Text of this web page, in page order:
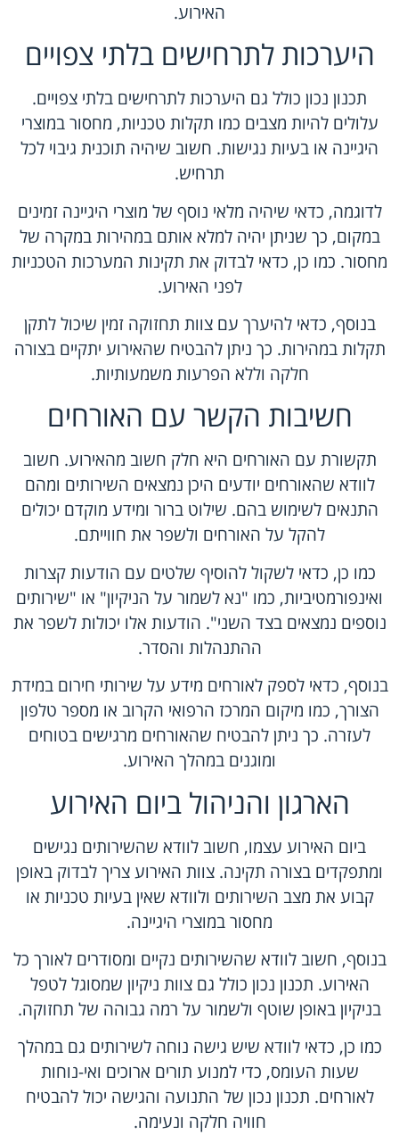
האירוע.
היערכות לתרחישים בלתי צפויים
תכנון נכון כולל גם היערכות לתרחישים בלתי צפויים.
עלולים להיות מצבים כמו תקלות טכניות, מחסור במוצרי
היגיינה או בעיות נגישות. חשוב שיהיה תוכנית גיבוי לכל
תרחיש.
לדוגמה, כדאי שיהיה מלאי נוסף של מוצרי היגיינה זמינים
במקום, כך שניתן יהיה למלא אותם במהירות במקרה של
מחסור. כמו כן, כדאי לבדוק את תקינות המערכות הטכניות
לפני האירוע.
בנוסף, כדאי להיערך עם צוות תחזוקה זמין שיכול לתקן
תקלות במהירות. כך ניתן להבטיח שהאירוע יתקיים בצורה
חלקה וללא הפרעות משמעותיות.
חשיבות הקשר עם האורחים
תקשורת עם האורחים היא חלק חשוב מהאירוע. חשוב
לוודא שהאורחים יודעים היכן נמצאים השירותים ומהם
התנאים לשימוש בהם. שילוט ברור ומידע מוקדם יכולים
להקל על האורחים ולשפר את חווייתם.
כמו כן, כדאי לשקול להוסיף שלטים עם הודעות קצרות
ואינפורמטיביות, כמו "נא לשמור על הניקיון" או "שירותים
נוספים נמצאים בצד השני". הודעות אלו יכולות לשפר את
ההתנהלות והסדר.
בנוסף, כדאי לספק לאורחים מידע על שירותי חירום במידת
הצורך, כמו מיקום המרכז הרפואי הקרוב או מספר טלפון
לעזרה. כך ניתן להבטיח שהאורחים מרגישים בטוחים
ומוגנים במהלך האירוע.
הארגון והניהול ביום האירוע
ביום האירוע עצמו, חשוב לוודא שהשירותים נגישים
ומתפקדים בצורה תקינה. צוות האירוע צריך לבדוק באופן
קבוע את מצב השירותים ולוודא שאין בעיות טכניות או
מחסור במוצרי היגיינה.
בנוסף, חשוב לוודא שהשירותים נקיים ומסודרים לאורך כל
האירוע. תכנון נכון כולל גם צוות ניקיון שמסוגל לטפל
בניקיון באופן שוטף ולשמור על רמה גבוהה של תחזוקה.
כמו כן, כדאי לוודא שיש גישה נוחה לשירותים גם במהלך
שעות העומס, כדי למנוע תורים ארוכים ואי-נוחות
לאורחים. תכנון נכון של התנועה והגישה יכול להבטיח
חוויה חלקה ונעימה.